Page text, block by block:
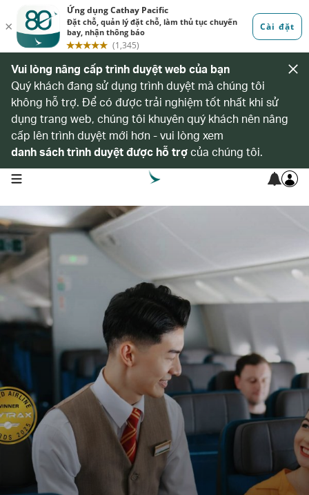
Vui lòng nâng cấp trình duyệt web của bạn
Quý khách đang sử dụng trình duyệt mà chúng tôi
không hỗ trợ. Để có được trải nghiệm tốt nhất khi sử
dụng trang web, chúng tôi khuyên quý khách nên nâng
cấp lên trình duyệt mới hơn - vui lòng xem
danh sách trình duyệt được hỗ trợcủa chúng tôi.
open navigation menu